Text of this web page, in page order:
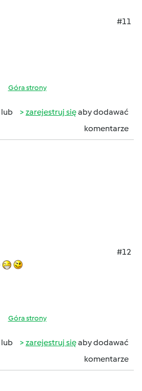
#11
Góra strony
lub zarejestruj sięaby dodawać
komentarze
#12
Góra strony
lub zarejestruj sięaby dodawać
komentarze